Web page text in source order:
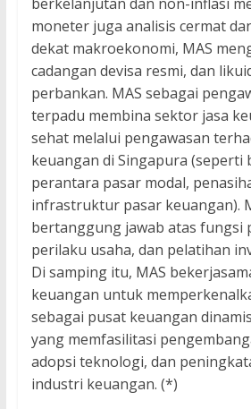
berkelanjutan dan non-inflasi
moneter juga analisis cermat
dekat makroekonomi, MAS
cadangan devisa resmi, dan
perbankan. MAS sebagai
terpadu membina sektor jasa
sehat melalui pengawasan
keuangan di Singapura (seperti
perantara pasar modal,
infrastruktur pasar keuangan).
bertanggung jawab atas fungsi
perilaku usaha, dan pelatihan
Di samping itu, MAS
keuangan untuk
sebagai pusat keuangan
yang memfasilitasi
adopsi teknologi, dan
industri keuangan. (*)